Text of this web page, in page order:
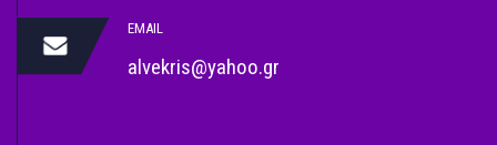
EMAIL
alvekris@yahoo.gr